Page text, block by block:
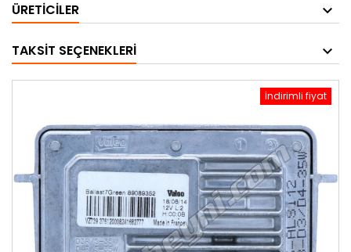
ÜRETICILER
TAKSIT SEÇENEKLERI
İndirimli fiyat